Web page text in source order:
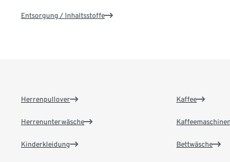
Entsorgung / Inhaltsstoffe
Herrenpullover
Herrenunterwäsche
Kinderkleidung
Kaffee
Kaffeemaschinen
Bettwäsche